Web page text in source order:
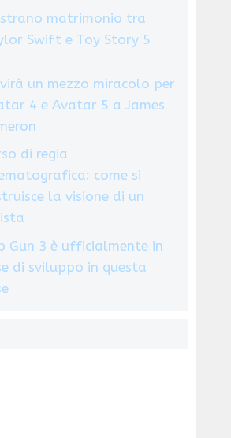
matrimonio tra
Swift e Toy Story 5
un mezzo miracolo per
4 e Avatar 5 a James
di regia
come si
la visione di un
Gun 3 è ufficialmente in
di sviluppo in questa